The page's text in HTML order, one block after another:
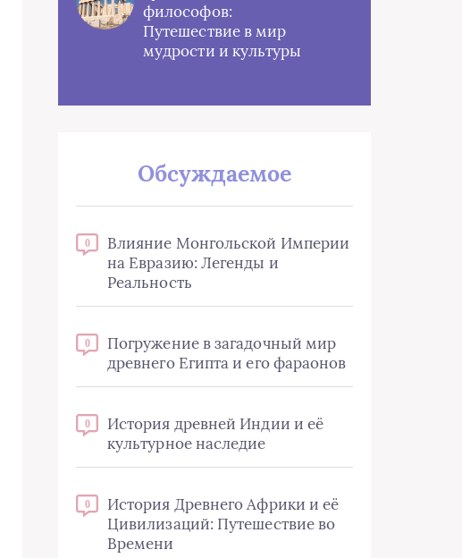
философов:
Путешествие в мир
мудрости и культуры
Обсуждаемое
0
Влияние Монгольской Империи
на Евразию: Легенды и
Реальность
0
Погружение в загадочный мир
древнего Египта и его фараонов
0
История древней Индии и её
культурное наследие
0
История Древнего Африки и её
Цивилизаций: Путешествие во
Времени